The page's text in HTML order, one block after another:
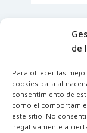
de
Para ofrecer las
cookies para
consentimiento de
como el
este sitio. No
negativamente a